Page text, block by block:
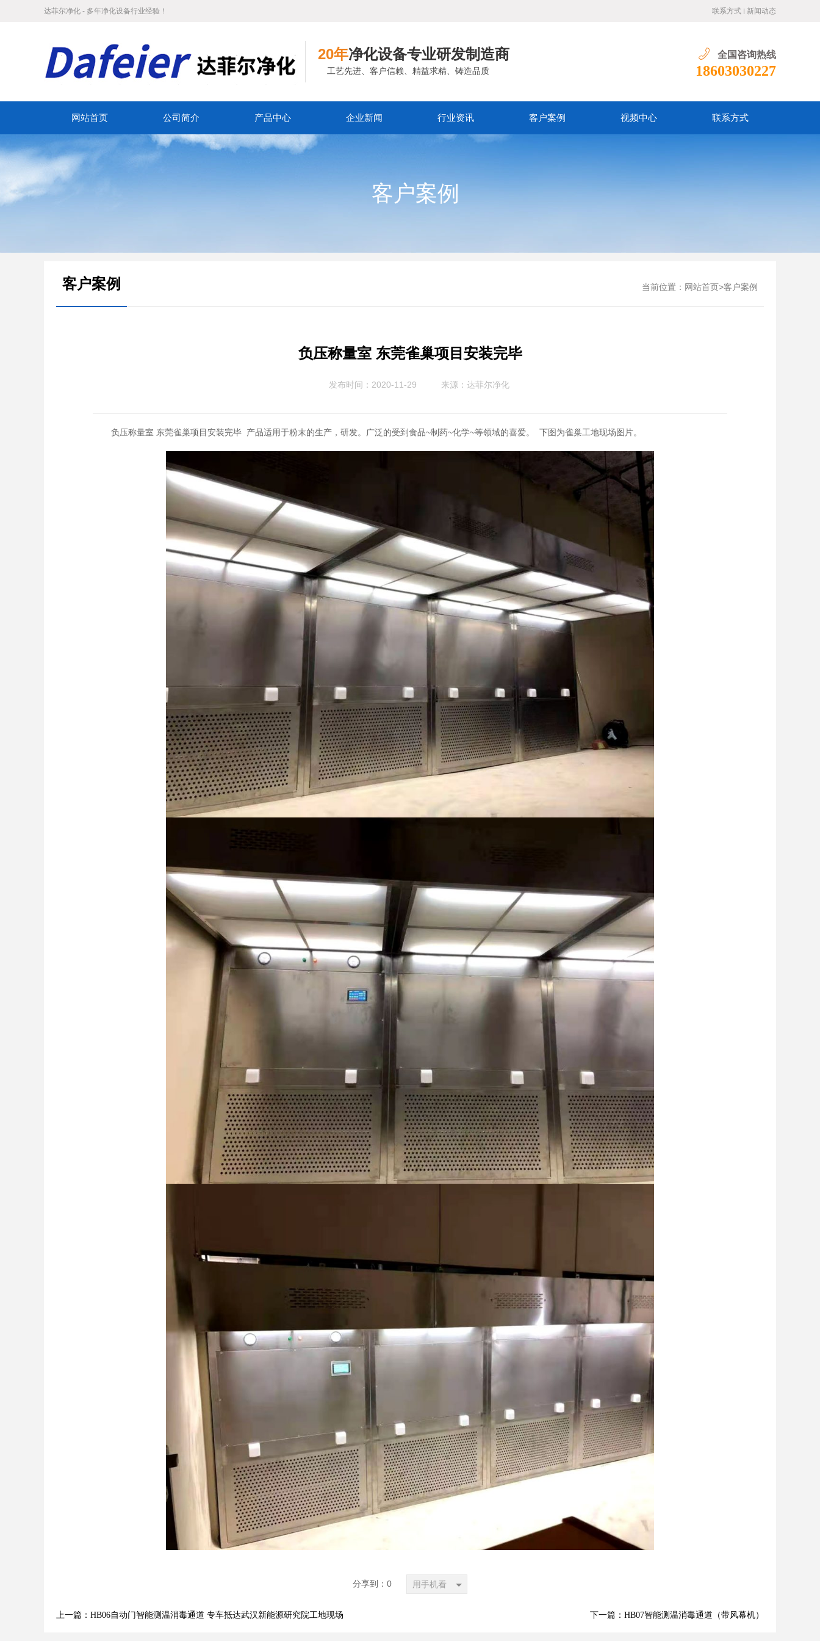
达菲尔净化 - 多年净化设备行业经验！ 联系方式 新闻动态
20年净化设备专业研发制造商
工艺先进、客户信赖、精益求精、铸造品质
全国咨询热线
18603030227
网站首页 公司简介 产品中心 企业新闻 行业资讯 客户案例 视频中心 联系方式
客户案例
客户案例 当前位置： 网站首页 >客户案例
负压称量室 东莞雀巢项目安装完毕
发布时间：2020-11-29 来源： 达菲尔净化
负压称量室 东莞雀巢项目安装完毕 产品适用于粉末的生产，研发。广泛的受到食品~制药~化学~等领域的喜爱。 下图为雀巢工地现场图片。
分享到： 0 用手机看
上一篇：HB06自动门智能测温消毒通道 专车抵达武汉新能源研究院工地现场 下一篇：HB07智能测温消毒通道（带风幕机）